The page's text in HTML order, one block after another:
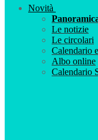
Novità
Le notizie
Le circolari
Calendario
Albo online
Calendario